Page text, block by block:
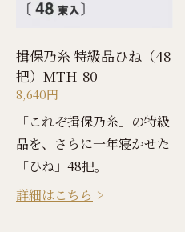
揖保乃糸 特級品ひね（48
把）MTH-80
8,640円
「これぞ揖保乃糸」の特級
品を、さらに一年寝かせた
「ひね」48把。
詳細はこちら